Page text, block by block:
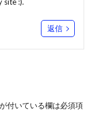
返信
が付いている欄は必須項